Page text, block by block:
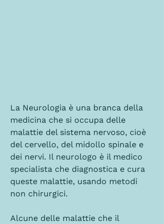
La Neurologia è una branca della
medicina che si occupa delle
malattie del sistema nervoso, cioè
del cervello, del midollo spinale e
dei nervi. Il neurologo è il medico
specialista che diagnostica e cura
queste malattie, usando metodi
non chirurgici.
Alcune delle malattie che il